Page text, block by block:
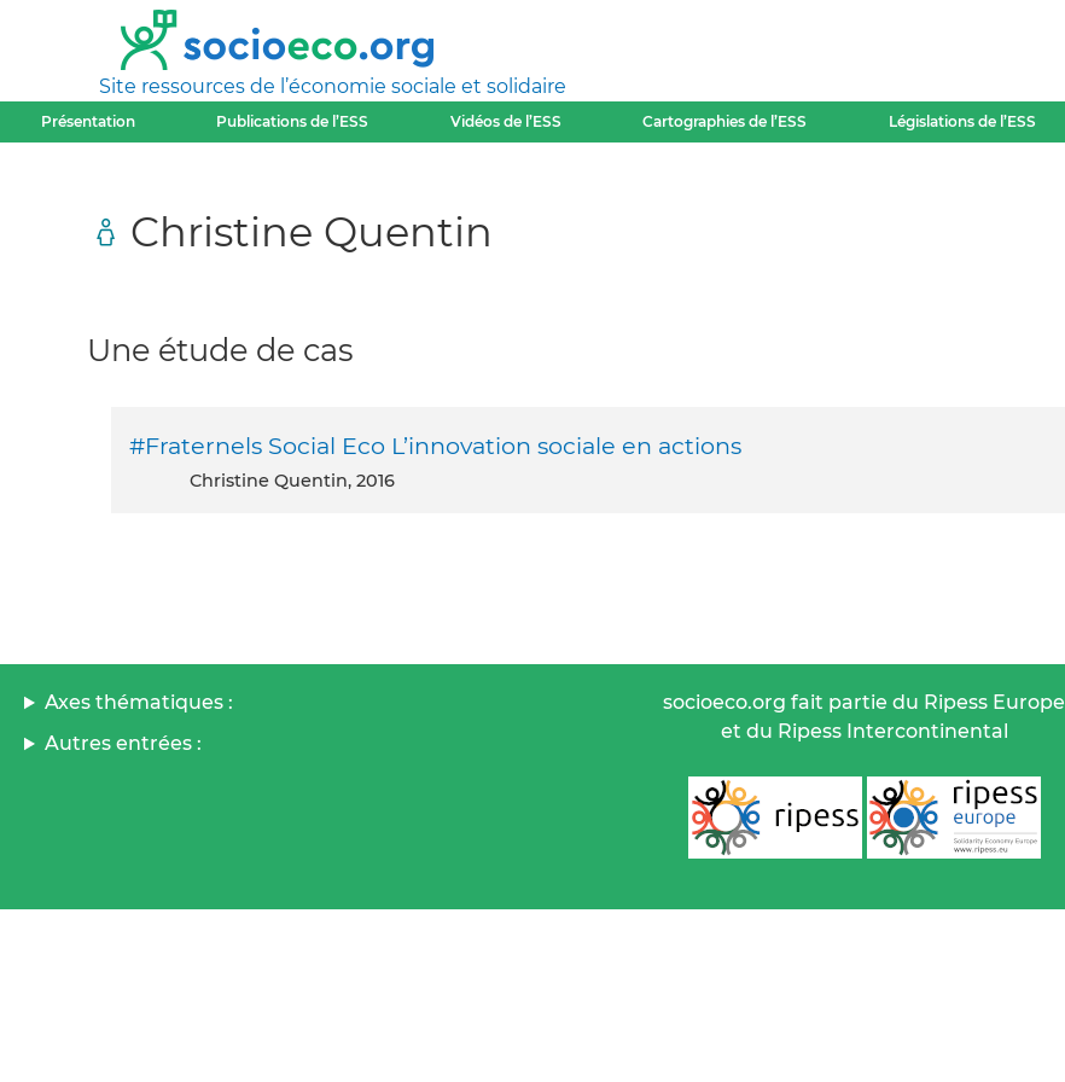
Site ressources de l’économie sociale et solidaire
Présentation Publications de l’ESS Vidéos de l’ESS Cartographies de l’ESS Législations de l’ESS
Christine Quentin
Une étude de cas
#Fraternels Social Eco L’innovation sociale en actions
Christine Quentin, 2016
Axes thématiques :
Autres entrées :
socioeco.org fait partie du Ripess Europe
et du Ripess Intercontinental